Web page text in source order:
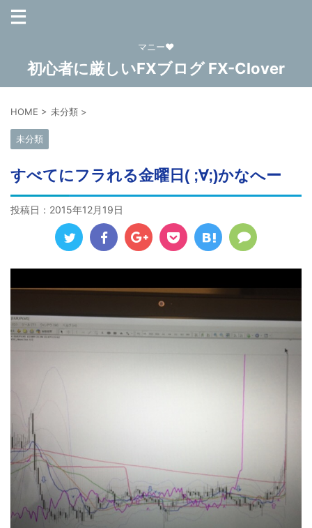
マニー❤
初心者に厳しいFXブログ FX-Clover
HOME > 未分類 >
未分類
すべてにフラれる金曜日( ;∀;)かなへー
投稿日： 2015年12月19日